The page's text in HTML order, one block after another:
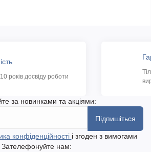
років досвіду роботи
за новинками та акціями:
Підпишіться
конфіденційності і згоден з вимогами
Зателефонуйте нам: